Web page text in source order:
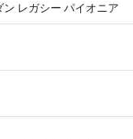
ン レガシー パイオニア